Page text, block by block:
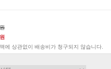
에 상관없이 배송비가 청구되지 않습니다.